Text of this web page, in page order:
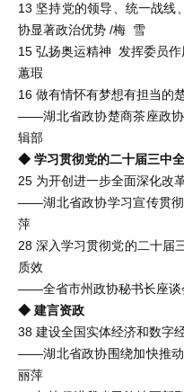
13 坚持党的领导、统一战线
协显著政治优势 /梅 雪
15 弘扬奥运精神 发挥委员
蕙瑕
16 做有情怀有梦想有担当的
——湖北省政协楚商茶座政协
辑部
◆ 学习贯彻党的二十届三中
25 为开创进一步全面深化改
——湖北省政协学习宣传贯
萍
28 深入学习贯彻党的二十届
质效
——全省市州政协秘书长座谈
◆ 建言资政
38 建设全国实体经济和数字
——湖北省政协围绕加快推
丽萍